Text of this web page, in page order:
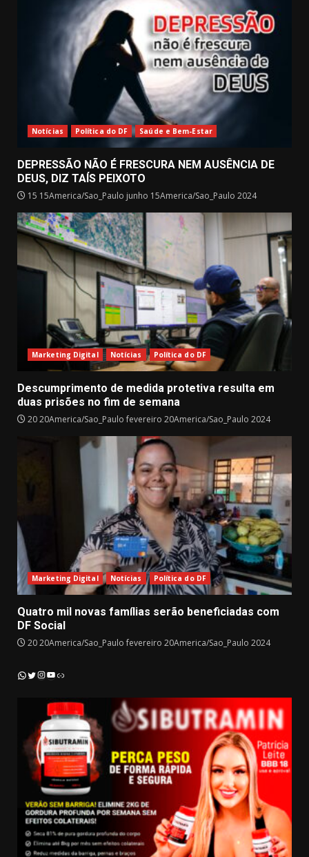
Notícias Política do DF Saúde e Bem-Estar
DEPRESSÃO NÃO É FRESCURA NEM AUSÊNCIA DE
DEUS, DIZ TAÍS PEIXOTO
15 15America/Sao_Paulo junho 15America/Sao_Paulo 2024
Marketing Digital Notícias Política do DF
Descumprimento de medida protetiva resulta em
duas prisões no fim de semana
20 20America/Sao_Paulo fevereiro 20America/Sao_Paulo 2024
Marketing Digital Notícias Política do DF
Quatro mil novas famílias serão beneficiadas com
DF Social
20 20America/Sao_Paulo fevereiro 20America/Sao_Paulo 2024
WhatsApp
Twitter
Instagram
YouTube
Link